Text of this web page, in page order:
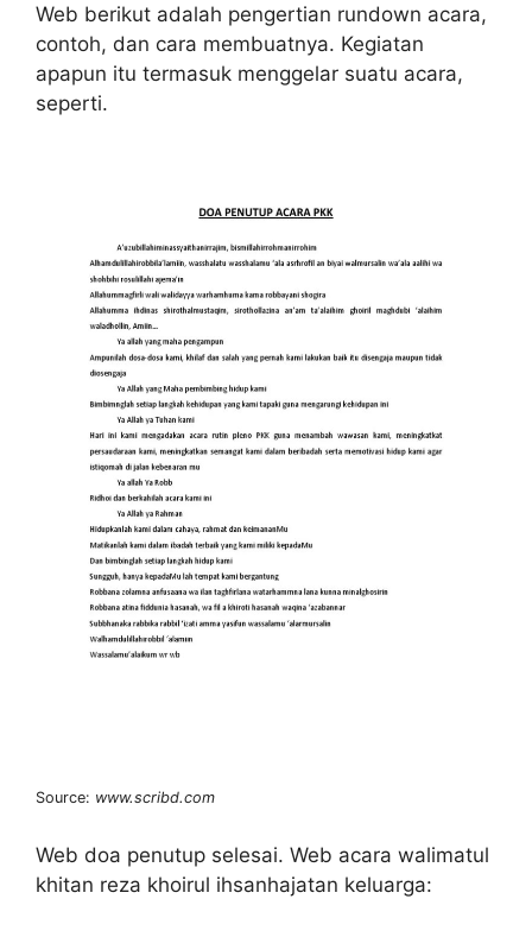
Web berikut adalah pengertian rundown acara,
contoh, dan cara membuatnya. Kegiatan
apapun itu termasuk menggelar suatu acara,
seperti.
Source: www.scribd.com
Web doa penutup selesai. Web acara walimatul
khitan reza khoirul ihsanhajatan keluarga: